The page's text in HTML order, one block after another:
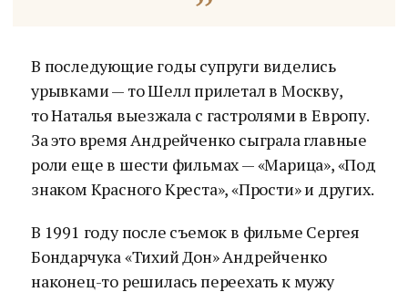
В последующие годы супруги виделись
урывками — то Шелл прилетал в Москву,
то Наталья выезжала с гастролями в Европу.
За это время Андрейченко сыграла главные
роли еще в шести фильмах — «Марица», «Под
знаком Красного Креста», «Прости» и других.
В 1991 году после съемок в фильме Сергея
Бондарчука «Тихий Дон» Андрейченко
наконец-то решилась переехать к мужу